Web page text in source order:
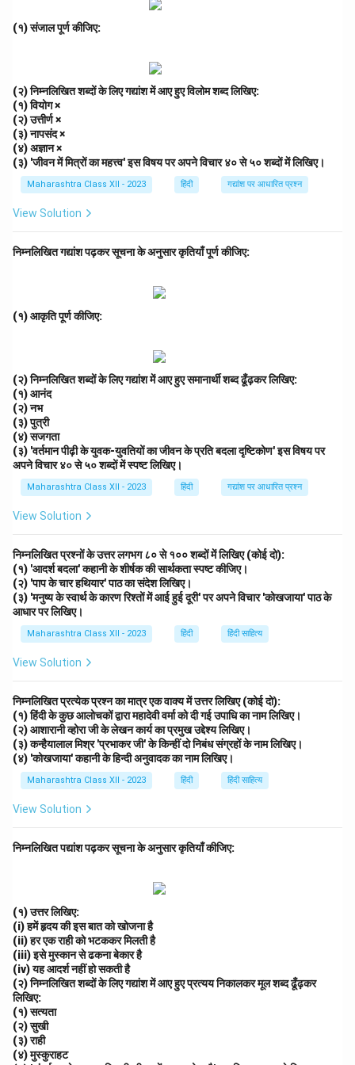
इसलिए सही उत्तर है — स्नेहा।
Download Solution in PDF
(१) संजाल पूर्ण कीजिए:
(२) निम्नलिखित शब्दों के लिए गद्यांश में आए हुए विलोम शब्द लिखिए:
(१) वियोग ×
(२) उत्तीर्ण ×
(३) नापसंद ×
(४) अज्ञान ×
(३) 'जीवन में मित्रों का महत्त्व' इस विषय पर अपने विचार ४० से ५० शब्दों में लिखिए।
Maharashtra Class XII - 2023 हिंदी गद्यांश पर आधारित प्रश्न
View Solution
निम्नलिखित गद्यांश पढ़कर सूचना के अनुसार कृतियाँ पूर्ण कीजिए:
(१) आकृति पूर्ण कीजिए:
(२) निम्नलिखित शब्दों के लिए गद्यांश में आए हुए समानार्थी शब्द ढूँढ़कर लिखिए:
(१) आनंद
(२) नभ
(३) पुत्री
(४) सजगता
(३) 'वर्तमान पीढ़ी के युवक-युवतियों का जीवन के प्रति बदला दृष्टिकोण' इस विषय पर
अपने विचार ४० से ५० शब्दों में स्पष्ट लिखिए।
Maharashtra Class XII - 2023 हिंदी गद्यांश पर आधारित प्रश्न
View Solution
निम्नलिखित प्रश्नों के उत्तर लगभग ८० से १०० शब्दों में लिखिए (कोई दो):
(१) 'आदर्श बदला' कहानी के शीर्षक की सार्थकता स्पष्ट कीजिए।
(२) 'पाप के चार हथियार' पाठ का संदेश लिखिए।
(३) 'मनुष्य के स्वार्थ के कारण रिश्तों में आई हुई दूरी' पर अपने विचार 'कोखजाया' पाठ के
आधार पर लिखिए।
Maharashtra Class XII - 2023 हिंदी हिंदी साहित्य
View Solution
निम्नलिखित प्रत्येक प्रश्न का मात्र एक वाक्य में उत्तर लिखिए (कोई दो):
(१) हिंदी के कुछ आलोचकों द्वारा महादेवी वर्मा को दी गई उपाधि का नाम लिखिए।
(२) आशारानी व्होरा जी के लेखन कार्य का प्रमुख उद्देश्य लिखिए।
(३) कन्हैयालाल मिश्र 'प्रभाकर जी' के किन्हीं दो निबंध संग्रहों के नाम लिखिए।
(४) 'कोखजाया' कहानी के हिन्दी अनुवादक का नाम लिखिए।
Maharashtra Class XII - 2023 हिंदी हिंदी साहित्य
View Solution
निम्नलिखित पद्यांश पढ़कर सूचना के अनुसार कृतियाँ कीजिए:
(१) उत्तर लिखिए:
(i) हमें हृदय की इस बात को खोजना है
(ii) हर एक राही को भटककर मिलती है
(iii) इसे मुस्कान से ढकना बेकार है
(iv) यह आदर्श नहीं हो सकती है
(२) निम्नलिखित शब्दों के लिए गद्यांश में आए हुए प्रत्यय निकालकर मूल शब्द ढूँढ़कर
लिखिए:
(१) सत्यता
(२) सुखी
(३) राही
(४) मुस्कुराहट